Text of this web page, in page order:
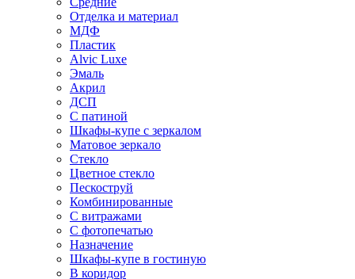
Отделка и материал
МДФ
Пластик
Alvic Luxe
Эмаль
Акрил
ДСП
С патиной
Шкафы-купе с зеркалом
Матовое зеркало
Стекло
Цветное стекло
Пескоструй
Комбинированные
С витражами
С фотопечатью
Назначение
Шкафы-купе в гостиную
В коридор